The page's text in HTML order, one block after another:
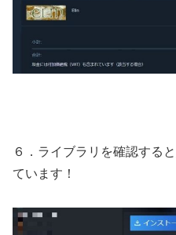
６．ライブラリを確認する
ています！